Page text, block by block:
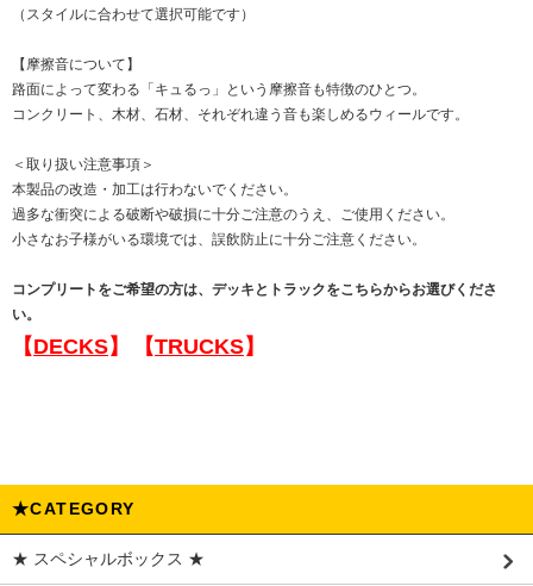
（スタイルに合わせて選択可能です）
【摩擦音について】
路面によって変わる「キュるっ」という摩擦音も特徴のひとつ。
コンクリート、木材、石材、それぞれ違う音も楽しめるウィールです。
＜取り扱い注意事項＞
本製品の改造・加工は行わないでください。
過多な衝突による破断や破損に十分ご注意のうえ、ご使用ください。
小さなお子様がいる環境では、誤飲防止に十分ご注意ください。
コンプリートをご希望の方は、デッキとトラックをこちらからお選びくださ
い。
【DECKS】 【TRUCKS】
★CATEGORY
★ スペシャルボックス ★